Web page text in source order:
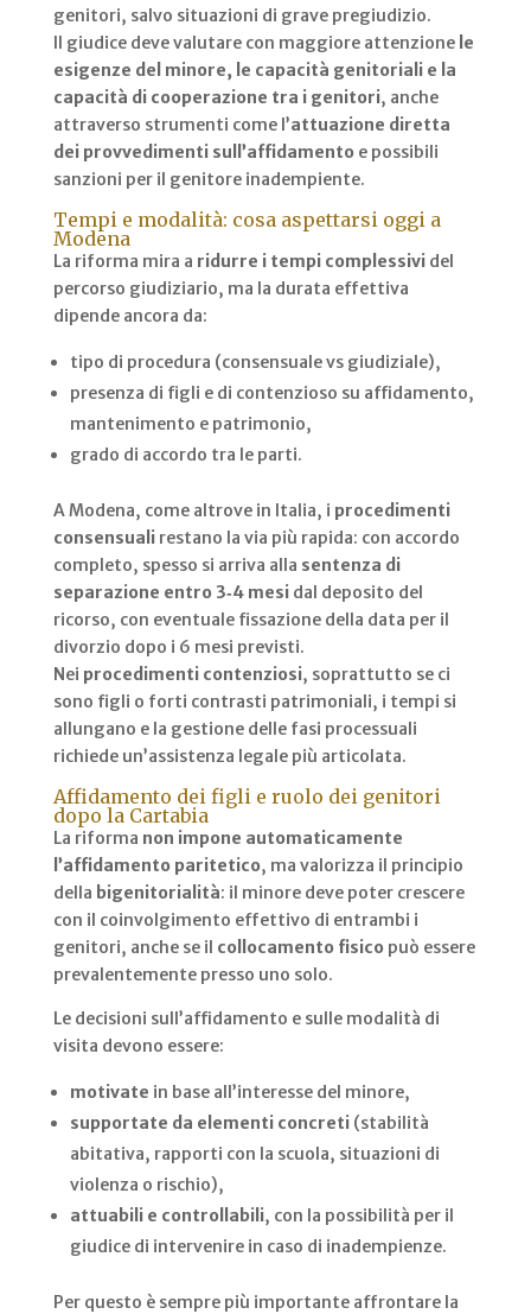
genitori, salvo situazioni di grave pregiudizio.
Il giudice deve valutare con maggiore attenzione le
esigenze del minore, le capacità genitoriali e la
capacità di cooperazione tra i genitori, anche
attraverso strumenti come l’attuazione diretta
dei provvedimenti sull’affidamento e possibili
sanzioni per il genitore inadempiente.
Tempi e modalità: cosa aspettarsi oggi a
Modena
La riforma mira a ridurre i tempi complessivi del
percorso giudiziario, ma la durata effettiva
dipende ancora da:
tipo di procedura (consensuale vs giudiziale),
presenza di figli e di contenzioso su affidamento,
mantenimento e patrimonio,
grado di accordo tra le parti.
A Modena, come altrove in Italia, i procedimenti
consensuali restano la via più rapida: con accordo
completo, spesso si arriva alla sentenza di
separazione entro 3‑4 mesi dal deposito del
ricorso, con eventuale fissazione della data per il
divorzio dopo i 6 mesi previsti.
Nei procedimenti contenziosi, soprattutto se ci
sono figli o forti contrasti patrimoniali, i tempi si
allungano e la gestione delle fasi processuali
richiede un’assistenza legale più articolata.
Affidamento dei figli e ruolo dei genitori
dopo la Cartabia
La riforma non impone automaticamente
l’affidamento paritetico, ma valorizza il principio
della bigenitorialità: il minore deve poter crescere
con il coinvolgimento effettivo di entrambi i
genitori, anche se il collocamento fisico può essere
prevalentemente presso uno solo.
Le decisioni sull’affidamento e sulle modalità di
visita devono essere:
motivate in base all’interesse del minore,
supportate da elementi concreti (stabilità
abitativa, rapporti con la scuola, situazioni di
violenza o rischio),
attuabili e controllabili, con la possibilità per il
giudice di intervenire in caso di inadempienze.
Per questo è sempre più importante affrontare la